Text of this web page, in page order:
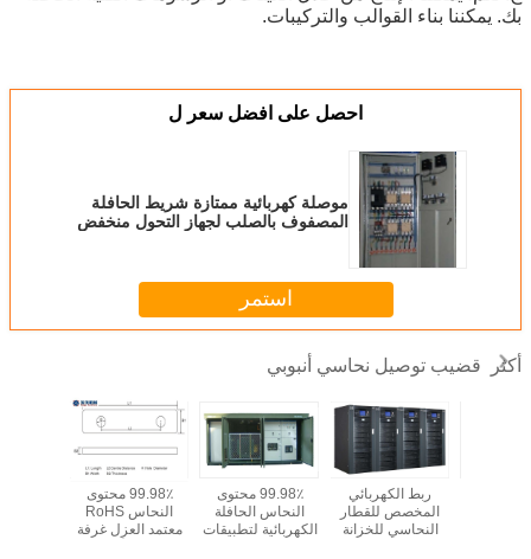
بك. يمكننا بناء القوالب والتركيبات.
احصل على افضل سعر ل
موصلة كهربائية ممتازة شريط الحافلة
المصفوف بالصلب لجهاز التحول منخفض
استمر
أكثر قضيب توصيل نحاسي أنبوبي
99.98٪ محتوى
النحاس RoHS
معتمد العزل غرفة
99.98٪ محتوى
النحاس الحافلة
الكهربائية لتطبيقات
ربط الكهربائي
المخصص للقطار
النحاسي للخزانة